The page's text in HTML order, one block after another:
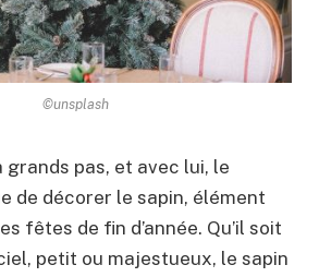
©unsplash
grands pas, et avec lui, le
de décorer le sapin, élément
fêtes de fin d’année. Qu’il soit
petit ou majestueux, le sapin